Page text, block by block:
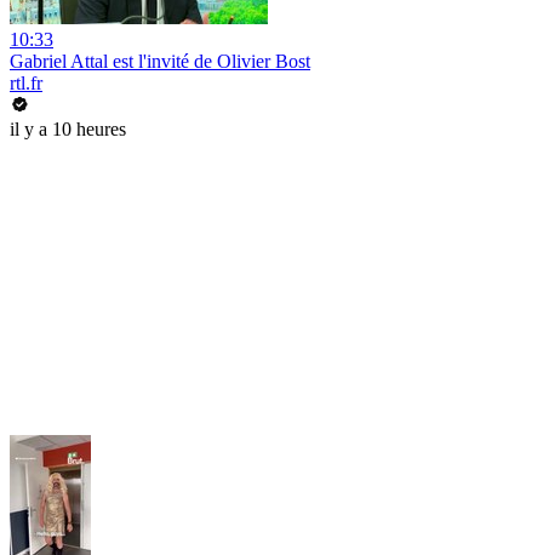
10:33
Gabriel Attal est l'invité de Olivier Bost
rtl.fr
il y a 10 heures